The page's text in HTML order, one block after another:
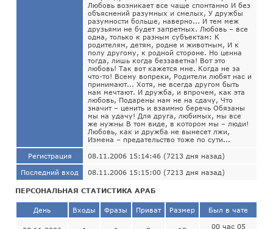
Любовь возникает все чаще спонтанно И без
объяснений разумных и смелых, У дружбы
разумности больше, наверно... И тем меж
друзьями не будет запретных. Любовь – все
одна, только к разным субъектам: К
родителям, детям, родне и животным, И к
полу другому, к родной стороне. Но ценна
тогда, лишь когда беззаветна! Вот это
любовь! Так вот кажется мне. Когда не за
что-то! Всему вопреки, Родители любят нас и
принимают... Хотя, не всегда другом быть
нам мечтают. И дружба, и впрочем, как эта
любовь, Подарены нам не на сдачу, Что
значит – ценить и взаимно беречь Обязаны
мы на удачу! Для друга, любимых, мы все
же нужны В том виде, в котором мы – люди!
Любовь, как и дружба не вынесет лжи,
Измена – предательство тоже по сути...
Регистрация 08.11.2006 15:14:46 (7213 дня назад)
Последний вход 08.11.2006 15:15:00 (7213 дня назад)
ПЕРСОНАЛЬНАЯ СТАТИСТИКА АРАБ
День Входы Фразы Приват Размер Был в чате
00 час 05